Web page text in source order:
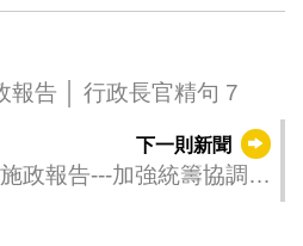
報告 │ 行政長官精句 7
下一則新聞
政報告---加強統籌協調機